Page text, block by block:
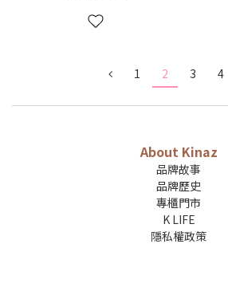
1 2 3 4
About Kinaz
品牌故事
品牌歷史
專櫃門市
K LIFE
隱私權政策